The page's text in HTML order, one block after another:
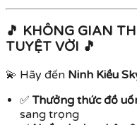
🎵 KHÔNG GIAN
TUYỆT VỜI 🎵
💫 Hãy đến Ninh Kiều
✅Thưởng thức đồ
sang trọng